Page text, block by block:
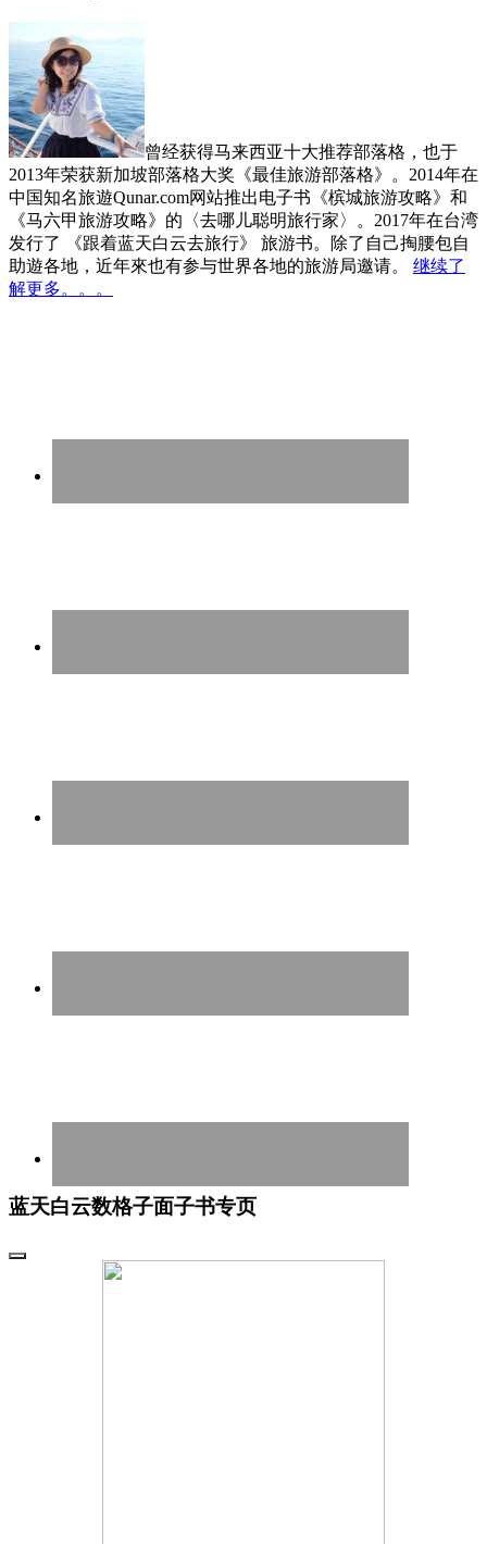
曾经获得马来西亚十大推荐部落格，也于
2013年荣获新加坡部落格大奖《最佳旅游部落格》。2014年在
中国知名旅遊Qunar.com网站推出电子书《槟城旅游攻略》和
《马六甲旅游攻略》的〈去哪儿聪明旅行家〉。2017年在台湾
发行了 《跟着蓝天白云去旅行》 旅游书。除了自己掏腰包自
助遊各地，近年來也有参与世界各地的旅游局邀请。 继续了
解更多。。。
蓝天白云数格子面子书专页